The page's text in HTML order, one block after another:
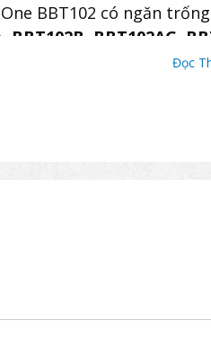
BBT102 có ngăn
BBT102AG,
Đọc